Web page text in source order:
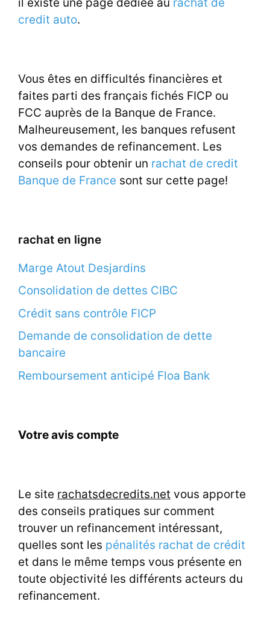
credit auto.
Vous êtes en difficultés financières et
faites parti des français fichés FICP ou
FCC auprès de la Banque de France.
Malheureusement, les banques refusent
vos demandes de refinancement. Les
conseils pour obtenir un rachat de credit
Banque de France sont sur cette page!
rachat en ligne
Marge Atout Desjardins
Consolidation de dettes CIBC
Crédit sans contrôle FICP
Demande de consolidation de dette
bancaire
Remboursement anticipé Floa Bank
Votre avis compte
Le site rachatsdecredits.net vous apporte
des conseils pratiques sur comment
trouver un refinancement intéressant,
quelles sont les pénalités rachat de crédit
et dans le même temps vous présente en
toute objectivité les différents acteurs du
refinancement.